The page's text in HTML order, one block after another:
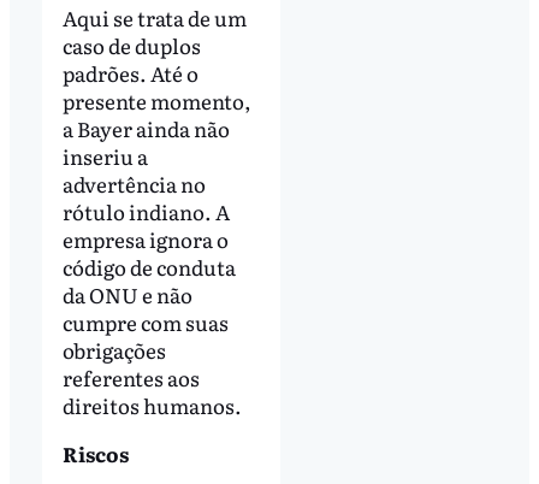
Aqui se trata de um
caso de duplos
padrões. Até o
presente momento,
a Bayer ainda não
inseriu a
advertência no
rótulo indiano. A
empresa ignora o
código de conduta
da ONU e não
cumpre com suas
obrigações
referentes aos
direitos humanos.
Riscos